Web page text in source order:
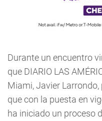
Durante un encuentro
que DIARIO LAS
Miami, Javier Larrondo,
que con la puesta en
ha iniciado un proceso